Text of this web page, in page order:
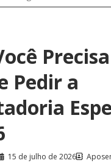
Pedir a
15 de julho de 2026